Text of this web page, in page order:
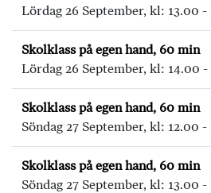
Lördag 26 September, kl: 13.00 -
Skolklass på egen hand, 60 min
Lördag 26 September, kl: 14.00 -
Skolklass på egen hand, 60 min
Söndag 27 September, kl: 12.00 -
Skolklass på egen hand, 60 min
Söndag 27 September, kl: 13.00 -